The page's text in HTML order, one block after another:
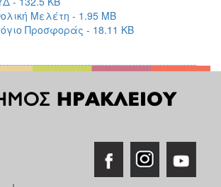
Μελέτη - 1.95 MB
Προσφοράς - 18.11 KB